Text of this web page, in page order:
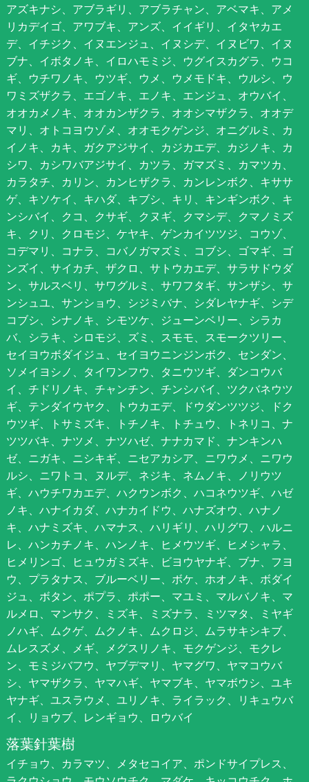
アズキナシ、アブラギリ、アブラチャン、アベマキ、アメ
リカデイゴ、アワブキ、アンズ、イイギリ、イタヤカエ
デ、イチジク、イヌエンジュ、イヌシデ、イヌビワ、イヌ
ブナ、イボタノキ、イロハモミジ、ウグイスカグラ、ウコ
ギ、ウチワノキ、ウツギ、ウメ、ウメモドキ、ウルシ、ウ
ワミズザクラ、エゴノキ、エノキ、エンジュ、オウバイ、
オオカメノキ、オオカンザクラ、オオシマザクラ、オオデ
マリ、オトコヨウゾメ、オオモクゲンジ、オニグルミ、カ
イノキ、カキ、ガクアジサイ、カジカエデ、カジノキ、カ
シワ、カシワバアジサイ、カツラ、ガマズミ、カマツカ、
カラタチ、カリン、カンヒザクラ、カンレンボク、キササ
ゲ、キソケイ、キハダ、キブシ、キリ、キンギンボク、キ
ンシバイ、クコ、クサギ、クヌギ、クマシデ、クマノミズ
キ、クリ、クロモジ、ケヤキ、ゲンカイツツジ、コウゾ、
コデマリ、コナラ、コバノガマズミ、コブシ、ゴマギ、ゴ
ンズイ、サイカチ、ザクロ、サトウカエデ、サラサドウダ
ン、サルスベリ、サワグルミ、サワフタギ、サンザシ、サ
ンシュユ、サンショウ、シジミバナ、シダレヤナギ、シデ
コブシ、シナノキ、シモツケ、ジューンベリー、シラカ
バ、シラキ、シロモジ、ズミ、スモモ、スモークツリー、
セイヨウボダイジュ、セイヨウニンジンボク、センダン、
ソメイヨシノ、タイワンフウ、タニウツギ、ダンコウバ
イ、チドリノキ、チャンチン、チンシバイ、ツクバネウツ
ギ、テンダイウヤク、トウカエデ、ドウダンツツジ、ドク
ウツギ、トサミズキ、トチノキ、トチュウ、トネリコ、ナ
ツツバキ、ナツメ、ナツハゼ、ナナカマド、ナンキンハ
ゼ、ニガキ、ニシキギ、ニセアカシア、ニワウメ、ニワウ
ルシ、ニワトコ、ヌルデ、ネジキ、ネムノキ、ノリウツ
ギ、ハウチワカエデ、ハクウンボク、ハコネウツギ、ハゼ
ノキ、ハナイカダ、ハナカイドウ、ハナズオウ、ハナノ
キ、ハナミズキ、ハマナス、ハリギリ、ハリグワ、ハルニ
レ、ハンカチノキ、ハンノキ、ヒメウツギ、ヒメシャラ、
ヒメリンゴ、ヒュウガミズキ、ビヨウヤナギ、ブナ、フヨ
ウ、プラタナス、ブルーベリー、ボケ、ホオノキ、ボダイ
ジュ、ボタン、ポプラ、ポポー、マユミ、マルバノキ、マ
ルメロ、マンサク、ミズキ、ミズナラ、ミツマタ、ミヤギ
ノハギ、ムクゲ、ムクノキ、ムクロジ、ムラサキシキブ、
ムレスズメ、メギ、メグスリノキ、モクゲンジ、モクレ
ン、モミジバフウ、ヤブデマリ、ヤマグワ、ヤマコウバ
シ、ヤマザクラ、ヤマハギ、ヤマブキ、ヤマボウシ、ユキ
ヤナギ、ユスラウメ、ユリノキ、ライラック、リキュウバ
イ、リョウブ、レンギョウ、ロウバイ
落葉針葉樹
イチョウ、カラマツ、メタセコイア、ポンドサイプレス、